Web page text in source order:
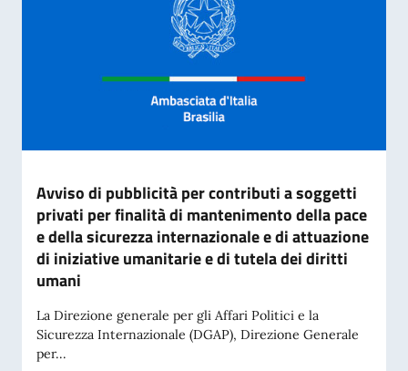
Avviso di pubblicità per contributi a soggetti
privati per finalità di mantenimento della pace
e della sicurezza internazionale e di attuazione
di iniziative umanitarie e di tutela dei diritti
umani
La Direzione generale per gli Affari Politici e la
Sicurezza Internazionale (DGAP), Direzione Generale
per...